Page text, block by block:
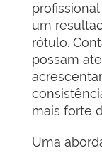
um
rótulo.
possam
mais forte
Uma